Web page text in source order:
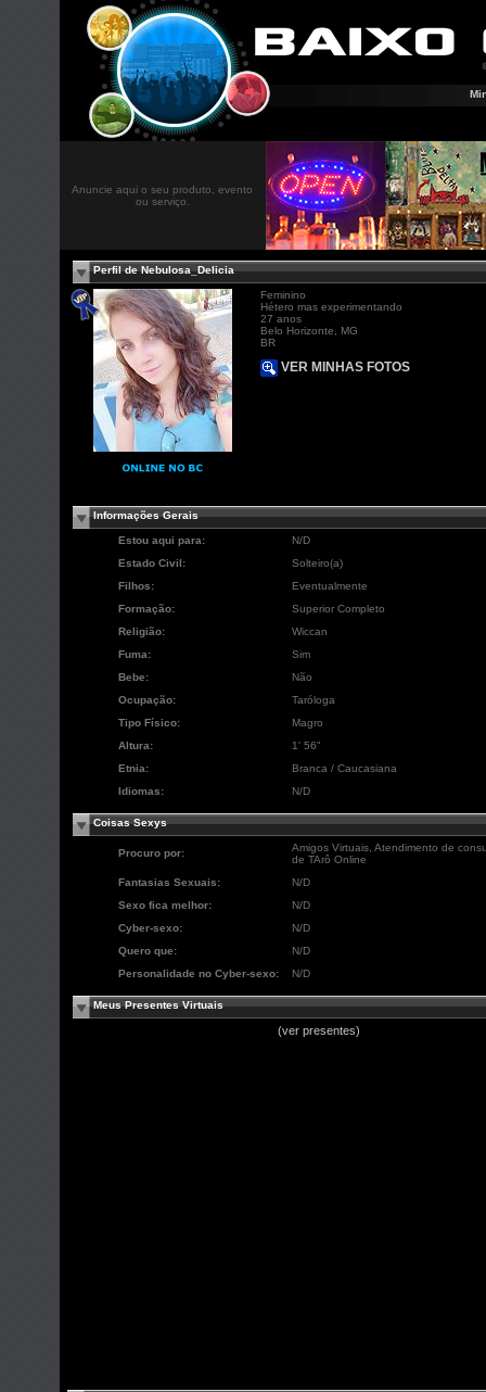
Anuncie aqui o seu produto, evento
ou serviço.
Perfil de Nebulosa_Delicia
Feminino
Hétero mas experimentando
27 anos
Belo Horizonte, MG
BR
VER MINHAS FOTOS
Informações Gerais
Estou aqui para:
N/D
Estado Civil:
Solteiro(a)
Filhos:
Eventualmente
Formação:
Superior Completo
Religião:
Wiccan
Fuma:
Sim
Bebe:
Não
Ocupação:
Taróloga
Tipo Físico:
Magro
Altura:
1' 56"
Etnia:
Branca / Caucasiana
Idiomas:
N/D
Coisas Sexys
Procuro por:
Amigos Virtuais, Atendimento de
de TArô Online
Fantasias Sexuais:
N/D
Sexo fica melhor:
N/D
Cyber-sexo:
N/D
Quero que:
N/D
Personalidade no Cyber-sexo:
N/D
Meus Presentes Virtuais
(ver presentes)